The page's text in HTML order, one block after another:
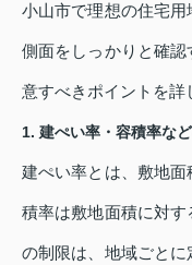
小山市で理想の住宅
側面をしっかりと確
意すべきポイントを詳
1. 建ぺい率・容積率な
建ぺい率とは、敷地
積率は敷地面積に対
の制限は、地域ごと